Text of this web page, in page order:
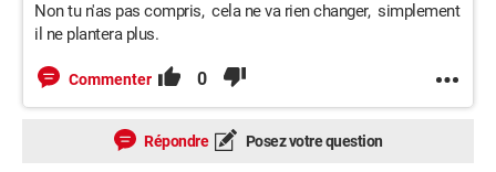
Non tu n'as pas compris, cela ne va rien changer, simplement
il ne plantera plus.
Commenter 0
Répondre Posez votre question